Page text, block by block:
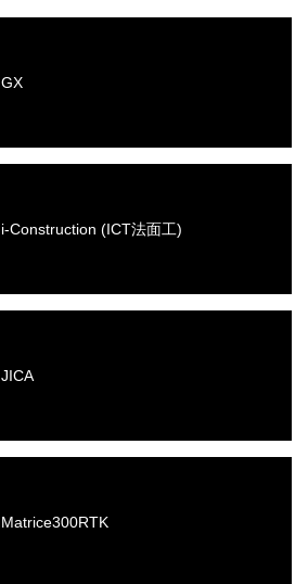
GX
i-Construction (ICT法面工)
JICA
Matrice300RTK